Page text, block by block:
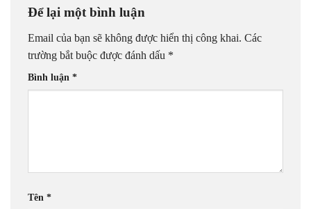
Để lại một bình luận
Email của bạn sẽ không được hiển thị công khai. Các
trường bắt buộc được đánh dấu *
Bình luận *
Tên *